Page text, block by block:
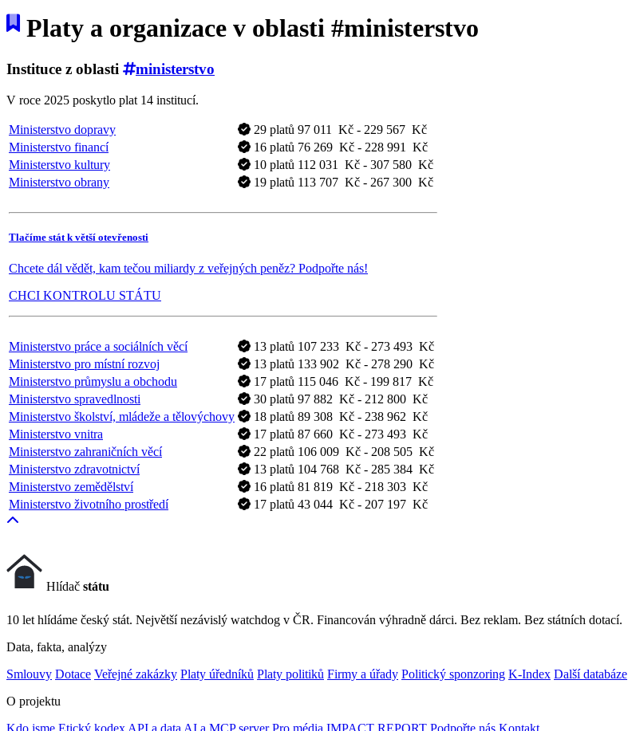
Platy a organizace v oblasti #ministerstvo
Instituce z oblasti ministerstvo
V roce 2025 poskytlo plat 14 institucí.
Ministerstvo dopravy 29 platů 97 011 Kč - 229 567 Kč
Ministerstvo financí
16 platů 76 269 Kč - 228 991 Kč
Ministerstvo kultury
10 platů 112 031 Kč - 307 580 Kč
Ministerstvo obrany
19 platů 113 707 Kč - 267 300 Kč
Tlačíme stát k větší otevřenosti
Chcete dál vědět, kam tečou miliardy z veřejných peněz? Podpořte nás!
CHCI KONTROLU STÁTU
Ministerstvo práce a sociálních věcí 13 platů 107 233 Kč - 273 493 Kč
Ministerstvo pro místní rozvoj
13 platů 133 902 Kč - 278 290 Kč
Ministerstvo průmyslu a obchodu
17 platů 115 046 Kč - 199 817 Kč
Ministerstvo spravedlnosti
30 platů 97 882 Kč - 212 800 Kč
Ministerstvo školství, mládeže a tělovýchovy
18 platů 89 308 Kč - 238 962 Kč
Ministerstvo vnitra
17 platů 87 660 Kč - 273 493 Kč
Ministerstvo zahraničních věcí
22 platů 106 009 Kč - 208 505 Kč
Ministerstvo zdravotnictví
13 platů 104 768 Kč - 285 384 Kč
Ministerstvo zemědělství
16 platů 81 819 Kč - 218 303 Kč
Ministerstvo životního prostředí
17 platů 43 044 Kč - 207 197 Kč
Hlídač státu
10 let hlídáme český stát. Největší nezávislý watchdog v ČR. Financován výhradně dárci. Bez reklam. Bez státních dotací.
Data, fakta, analýzy
Smlouvy Dotace Veřejné zakázky Platy úředníků Platy politiků Firmy a úřady Politický sponzoring K-Index Další databáze
O projektu
Kdo jsme Etický kodex API a data AI a MCP server Pro média IMPACT REPORT Podpořte nás Kontakt